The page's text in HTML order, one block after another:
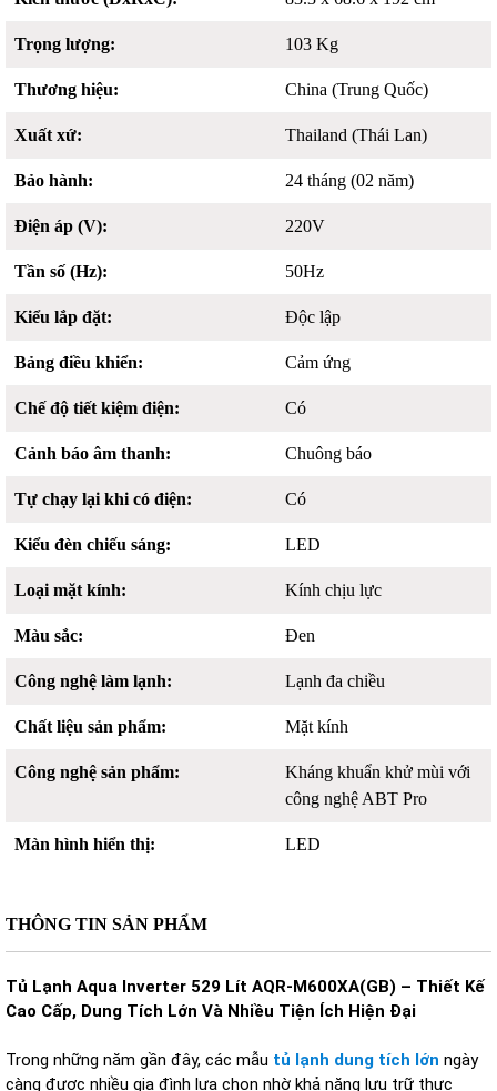
THÔNG TIN SẢN PHẨM
Tủ Lạnh Aqua Inverter 529 Lít AQR-M600XA(GB) – Thiết Kế
Cao Cấp, Dung Tích Lớn Và Nhiều Tiện Ích Hiện Đại
Trong những năm gần đây, các mẫu tủ lạnh dung tích lớn ngày
càng được nhiều gia đình lựa chọn nhờ khả năng lưu trữ thực
Trọng lượng: 103 Kg
Thương hiệu: China (Trung Quốc)
Xuất xứ: Thailand (Thái Lan)
Bảo hành: 24 tháng (02 năm)
Điện áp (V): 220V
Tần số (Hz): 50Hz
Kiểu lắp đặt: Độc lập
Bảng điều khiển: Cảm ứng
Chế độ tiết kiệm điện: Có
Cảnh báo âm thanh: Chuông báo
Tự chạy lại khi có điện: Có
Kiểu đèn chiếu sáng: LED
Loại mặt kính: Kính chịu lực
Màu sắc: Đen
Công nghệ làm lạnh: Lạnh đa chiều
Chất liệu sản phẩm: Mặt kính
Công nghệ sản phẩm:
Kháng khuẩn khử mùi với
công nghệ ABT Pro
Màn hình hiển thị: LED